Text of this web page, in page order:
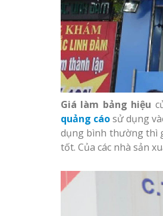
Giá làm bảng hiệu
quảng cáosử dụng
dụng bình thường thì
tốt. Của các nhà sản
Làm biển
Vinh Nghệ An
Làm biển led
Nghệ An giá
Thiết kế
Nghệ An
Làm biển